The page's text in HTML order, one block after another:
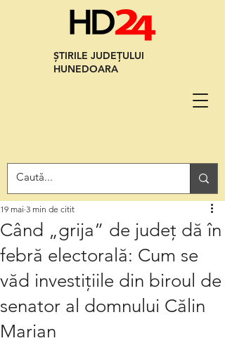
ȘTIRILE JUDEȚULUI
HUNEDOARA
Când „grija” de județ dă în
febră electorală: Cum se
văd investițiile din biroul de
senator al domnului Călin
Marian
19 mai 3 min de citit